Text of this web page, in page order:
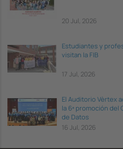
20 Jul, 2026
Estudiantes y
visitan la FIB
17 Jul, 2026
El Auditorio Vèrtex
la 6ª promoción del
de Datos
16 Jul, 2026